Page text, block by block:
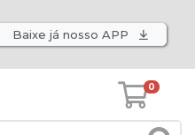
Baixe já nosso APP
0